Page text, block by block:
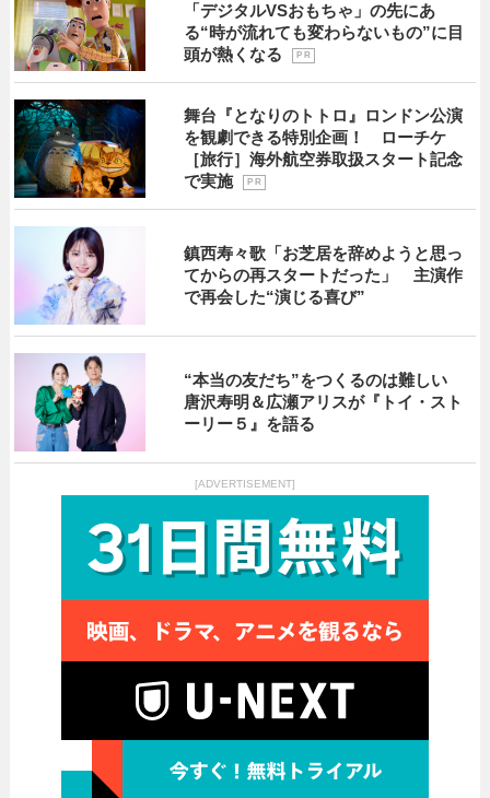
「デジタルVSおもちゃ」の先にあ
る“時が流れても変わらないもの”に目
頭が熱くなる
P R
舞台『となりのトトロ』ロンドン公演
を観劇できる特別企画！ ローチケ
［旅行］海外航空券取扱スタート記念
で実施
P R
鎮西寿々歌「お芝居を辞めようと思っ
てからの再スタートだった」 主演作
で再会した“演じる喜び”
“本当の友だち”をつくるのは難しい
唐沢寿明＆広瀬アリスが『トイ・スト
ーリー５』を語る
[ADVERTISEMENT]